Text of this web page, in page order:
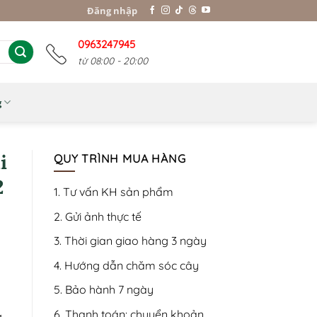
Đăng nhập
0963247945
từ 08:00 - 20:00
QUY TRÌNH MUA HÀNG
1. Tư vấn KH sản phẩm
2. Gửi ảnh thực tế
3. Thời gian giao hàng 3 ngày
4. Hướng dẫn chăm sóc cây
5. Bảo hành 7 ngày
6. Thanh toán: chuyển khoản,